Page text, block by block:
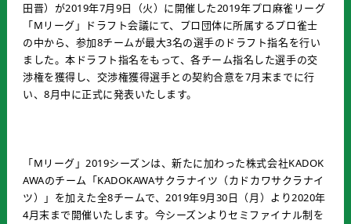
田晋）が2019年7月9日（火）に開催した2019年プロ麻雀リーグ
「Mリーグ」ドラフト会議にて、プロ団体に所属するプロ雀士
の中から、参加8チームが最大3名の選手のドラフト指名を行い
ました。本ドラフト指名をもって、各チーム指名した選手の交
渉権を獲得し、交渉権獲得選手との契約合意を7月末までに行
い、8月中に正式に発表いたします。
「Mリーグ」2019シーズンは、新たに加わった株式会社KADOK
AWAのチーム「KADOKAWAサクラナイツ（カドカワサクラナイ
ツ）」を加えた全8チームで、2019年9月30日（月）より2020年
4月末まで開催いたします。今シーズンよりセミファイナル制を